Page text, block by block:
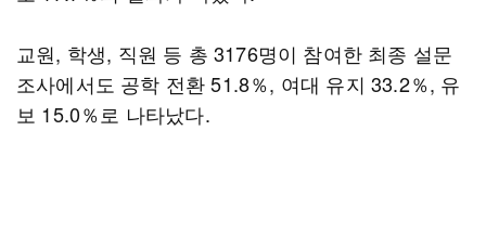
교원, 학생, 직원 등 총 3176명이 참여한 최종 설문
조사에서도 공학 전환 51.8％, 여대 유지 33.2％, 유
보 15.0％로 나타났다.